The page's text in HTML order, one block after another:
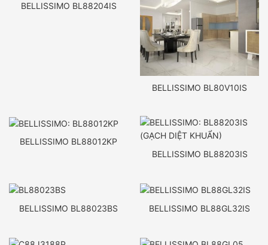
BELLISSIMO BL88204IS
BELLISSIMO BL80V10IS
BELLISSIMO BL88012KP
BELLISSIMO BL88203IS
BELLISSIMO BL88023BS BELLISSIMO BL88GL32IS